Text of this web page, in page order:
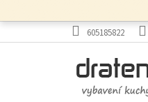
na
605185822